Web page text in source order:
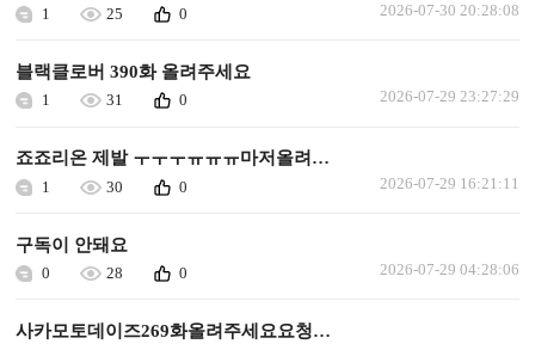
1 25 0 2026-07-30 20:28:08
블랙클로버 390화 올려주세요
1 31 0 2026-07-29 23:27:29
죠죠리온 제발 ㅜㅜㅜㅠㅠㅠ마저올려주세요
1 30 0 2026-07-29 16:21:11
구독이 안돼요
0 28 0 2026-07-29 04:28:06
사카모토데이즈269화올려주세요요청합니다